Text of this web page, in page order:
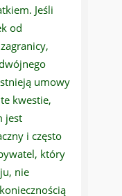
Jeśli
od
umowy
kwestie,
jest
i często
który
nie